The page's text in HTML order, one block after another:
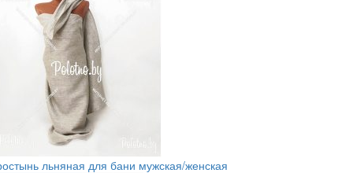
льняная для бани мужская/женская